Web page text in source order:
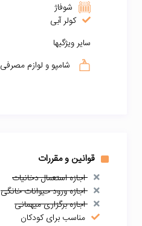
شوفاژ
کولر آبی
سایر ویژگیها
شامپو و لوازم مصرفی
قوانین و مقررات
اجازه استعمال دخانیات
اجازه ورود حیوانات خانگی
اجازه برگزاری میهمانی
مناسب برای کودکان